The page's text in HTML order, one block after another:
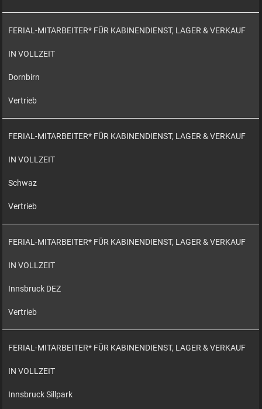
FERIAL-MITARBEITER* FÜR KABINENDIENST, LAGER & VERKAUF
IN VOLLZEIT
Dornbirn
Vertrieb
FERIAL-MITARBEITER* FÜR KABINENDIENST, LAGER & VERKAUF
IN VOLLZEIT
Schwaz
Vertrieb
FERIAL-MITARBEITER* FÜR KABINENDIENST, LAGER & VERKAUF
IN VOLLZEIT
Innsbruck DEZ
Vertrieb
FERIAL-MITARBEITER* FÜR KABINENDIENST, LAGER & VERKAUF
IN VOLLZEIT
Innsbruck Sillpark